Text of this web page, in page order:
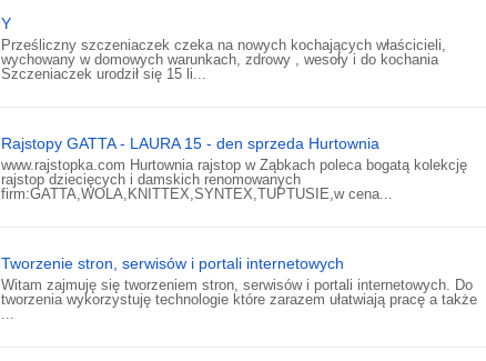
Y
Prześliczny szczeniaczek czeka na nowych kochających właścicieli,
wychowany w domowych warunkach, zdrowy , wesoły i do kochania
Szczeniaczek urodził się 15 li...
Rajstopy GATTA - LAURA 15 - den sprzeda Hurtownia
www.rajstopka.com Hurtownia rajstop w Ząbkach poleca bogatą kolekcję
rajstop dziecięcych i damskich renomowanych
firm:GATTA,WOLA,KNITTEX,SYNTEX,TUPTUSIE,w cena...
Tworzenie stron, serwisów i portali internetowych
Witam zajmuję się tworzeniem stron, serwisów i portali internetowych. Do
tworzenia wykorzystuję technologie które zarazem ułatwiają pracę a także
...